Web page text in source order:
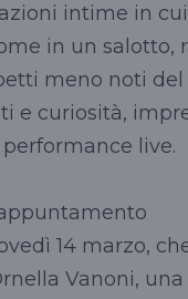
intime in
in un salotto,
meno noti del
e curiosità,
live.
14 marzo,
Vanoni, una